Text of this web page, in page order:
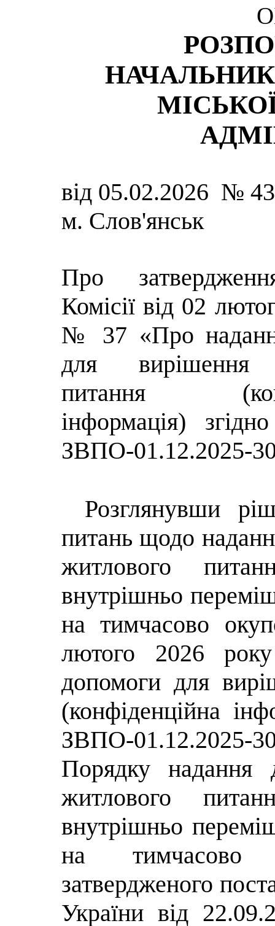
від 05.02.2026 №
м. Слов'янськ
Про
Комісії від 02
№ 37 «Про
для вирішення
питання
інформація)
ЗВПО-01.12.2025-
Розглянувши
питань щодо
житлового
внутрішньо
на тимчасово
лютого 2026
допомоги для
(конфіденційна
ЗВПО-01.12.2025-
Порядку надання
житлового
внутрішньо
на тимчасово
затвердженого
України від